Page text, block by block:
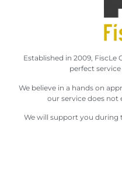
Established in 2009,
perfect
We believe in a hands on
our service does not
We will support you